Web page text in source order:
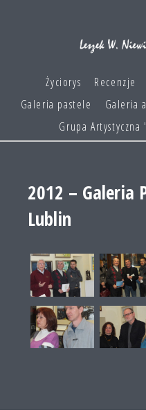
Życiorys Recenzje
Galeria pastele
Galeria
Grupa Artystyczna
2012 – Galeria
Lublin